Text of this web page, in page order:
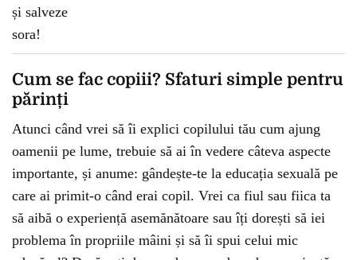
Cum se fac copiii? Sfaturi simple pentru
părinți
Atunci când vrei să îi explici copilului tău cum ajung
oamenii pe lume, trebuie să ai în vedere câteva aspecte
importante, și anume: gândește-te la educația sexuală pe
care ai primit-o când erai copil. Vrei ca fiul sau fiica ta
să aibă o experiență asemănătoare sau îți dorești să iei
problema în propriile mâini și să îi spui celui mic